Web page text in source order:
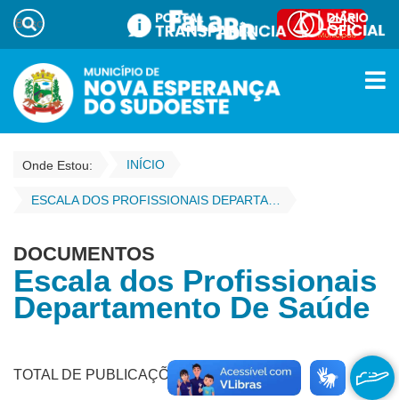
Onde Estou: INÍCIO
DOCUMENTOS
Escala dos Profissionais
Departamento De Saúde
TOTAL DE PUBLICAÇÕES - 47